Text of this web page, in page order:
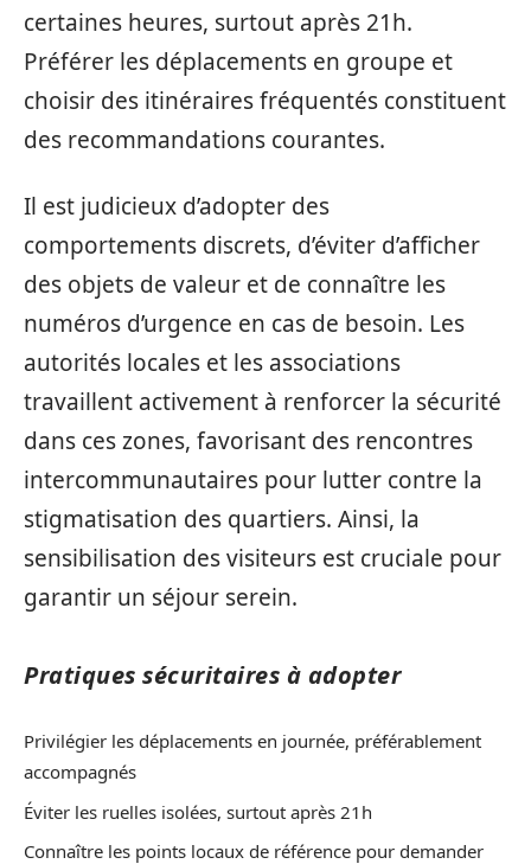
certaines heures, surtout après 21h.
Préférer les déplacements en groupe et
choisir des itinéraires fréquentés constituent
des recommandations courantes.
Il est judicieux d’adopter des
comportements discrets, d’éviter d’afficher
des objets de valeur et de connaître les
numéros d’urgence en cas de besoin. Les
autorités locales et les associations
travaillent activement à renforcer la sécurité
dans ces zones, favorisant des rencontres
intercommunautaires pour lutter contre la
stigmatisation des quartiers. Ainsi, la
sensibilisation des visiteurs est cruciale pour
garantir un séjour serein.
Pratiques sécuritaires à adopter
Privilégier les déplacements en journée, préférablement
accompagnés
Éviter les ruelles isolées, surtout après 21h
Connaître les points locaux de référence pour demander